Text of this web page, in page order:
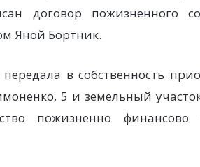
договор пожизненного
Яной Бортник.
в собственность
5 и земельный
пожизненно финансово